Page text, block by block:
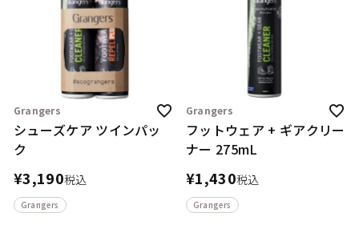
Grangers
シューズケア ツインパッ
ク
¥3,190税込
Grangers
Grangers
フットウェア + ギアクリー
ナー 275mL
¥1,430税込
Grangers